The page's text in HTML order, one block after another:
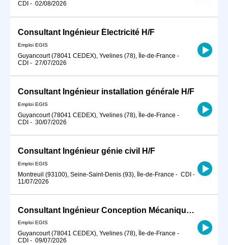
CDI - 02/08/2026
Consultant Ingénieur Électricité H/F
Emploi EGIS
Guyancourt (78041 CEDEX), Yvelines (78), Île-de-France -
CDI - 27/07/2026
Consultant Ingénieur installation générale H/F
Emploi EGIS
Guyancourt (78041 CEDEX), Yvelines (78), Île-de-France -
CDI - 30/07/2026
Consultant Ingénieur génie civil H/F
Emploi EGIS
Montreuil (93100), Seine-Saint-Denis (93), Île-de-France - CDI -
11/07/2026
Consultant Ingénieur Conception Mécanique H/F
Emploi EGIS
Guyancourt (78041 CEDEX), Yvelines (78), Île-de-France -
CDI - 09/07/2026